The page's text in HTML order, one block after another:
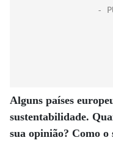
Alguns países
sustentabilidade.
sua opinião? Como